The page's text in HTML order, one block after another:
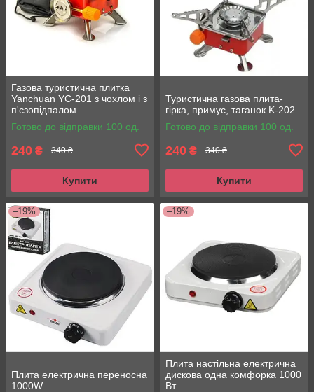
Газова туристична плитка
Yanchuan YC-201 з чохлом і з
п'єзопідпалом
Готово до відправки 100 од.
240 ₴ 340 ₴
Купити
Туристична газова плита-
гірка, примус, таганок K-202
Готово до відправки 100 од.
240 ₴ 340 ₴
Купити
–19%
Плита електрична переносна
1000W
–19%
Плита настільна електрична
дискова одна комфорка 1000
Вт